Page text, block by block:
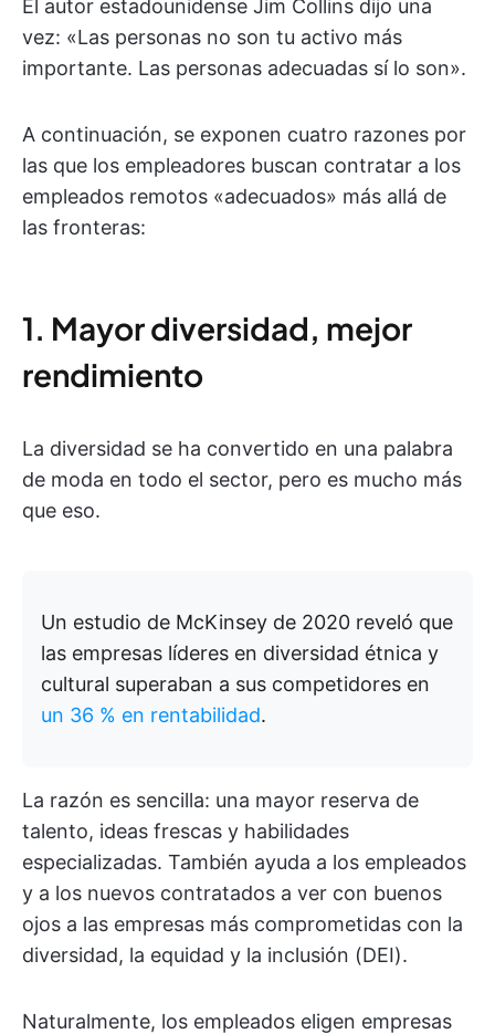
El autor estadounidense Jim Collins dijo una
vez: «Las personas no son tu activo más
importante. Las personas adecuadas sí lo son».
A continuación, se exponen cuatro razones por
las que los empleadores buscan contratar a los
empleados remotos «adecuados» más allá de
las fronteras:
1. Mayor diversidad, mejor
rendimiento
La diversidad se ha convertido en una palabra
de moda en todo el sector, pero es mucho más
que eso.
Un estudio de McKinsey de 2020 reveló que
las empresas líderes en diversidad étnica y
cultural superaban a sus competidores en
un 36 % en rentabilidad.
La razón es sencilla: una mayor reserva de
talento, ideas frescas y habilidades
especializadas. También ayuda a los empleados
y a los nuevos contratados a ver con buenos
ojos a las empresas más comprometidas con la
diversidad, la equidad y la inclusión (DEI).
Naturalmente, los empleados eligen empresas